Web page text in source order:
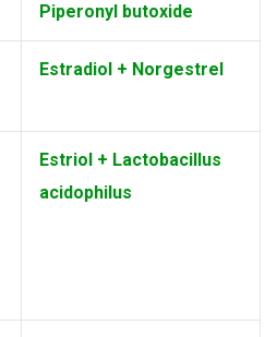
Piperonyl butoxide
Estradiol + Norgestrel
Estriol + Lactobacillus
acidophilus